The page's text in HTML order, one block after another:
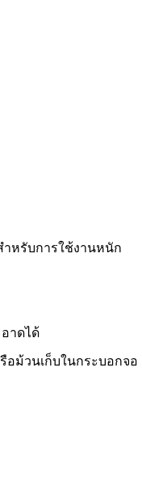
ำหรับการใช้งานหนัก
าดได้
ม้วนเก็บในกระบอกจ